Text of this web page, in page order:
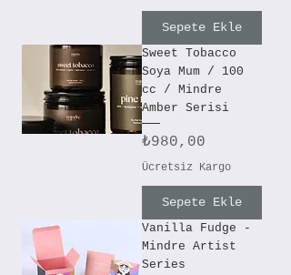
Sepete Ekle
Sweet Tobacco
Soya Mum / 100
cc / Mindre
Amber Serisi
Fiyat
₺980,00
Ücretsiz Kargo
Sepete Ekle
Vanilla Fudge -
Mindre Artist
Series